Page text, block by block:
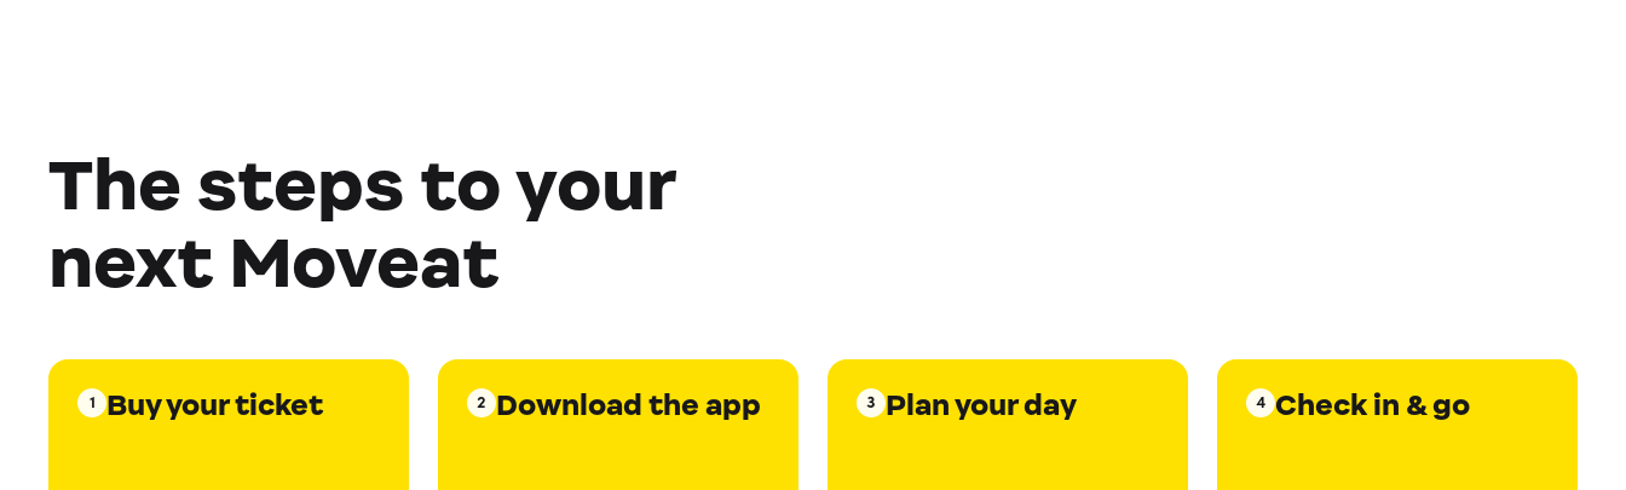
The steps to your
next Moveat
1 Buy your ticket 2 Download the app 3 Plan your day 4 Check in & go